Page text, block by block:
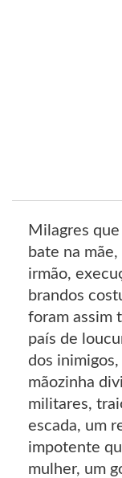
Milagres
bate na
irmão,
brandos
foram assim
país de
dos
mãozinha
militares,
escada, um
impotente
mulher, um